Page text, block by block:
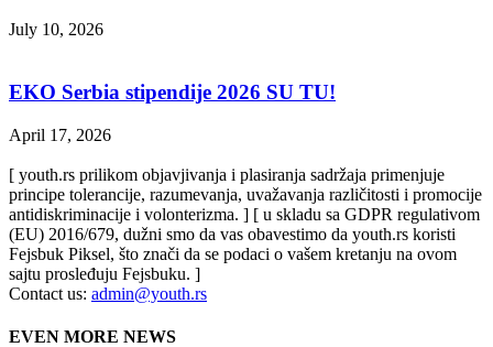
July 10, 2026
EKO Serbia stipendije 2026 SU TU!
April 17, 2026
[ youth.rs prilikom objavjivanja i plasiranja sadržaja primenjuje
principe tolerancije, razumevanja, uvažavanja različitosti i promocije
antidiskriminacije i volonterizma. ] [ u skladu sa GDPR regulativom
(EU) 2016/679, dužni smo da vas obavestimo da youth.rs koristi
Fejsbuk Piksel, što znači da se podaci o vašem kretanju na ovom
sajtu prosleđuju Fejsbuku. ]
Contact us: admin@youth.rs
EVEN MORE NEWS